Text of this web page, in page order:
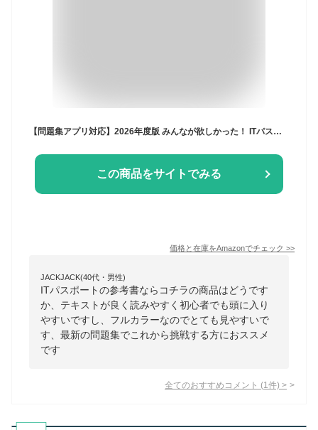
【問題集アプリ対応】2026年度版 みんなが欲しかった！ ITパスポートの教科書&問題集【シラバス6.4対応/赤シートつき/フルカラー試験対策テキスト】(みんなが欲しかった！シリーズ)(TAC出版)
この商品をサイトでみる
価格と在庫をAmazonでチェック >>
JACKJACK(40代・男性)
ITパスポートの参考書ならコチラの商品はどうです
か、テキストが良く読みやすく初心者でも頭に入り
やすいですし、フルカラーなのでとても見やすいで
す、最新の問題集でこれから挑戦する方におススメ
です
全てのおすすめコメント (1 件) >